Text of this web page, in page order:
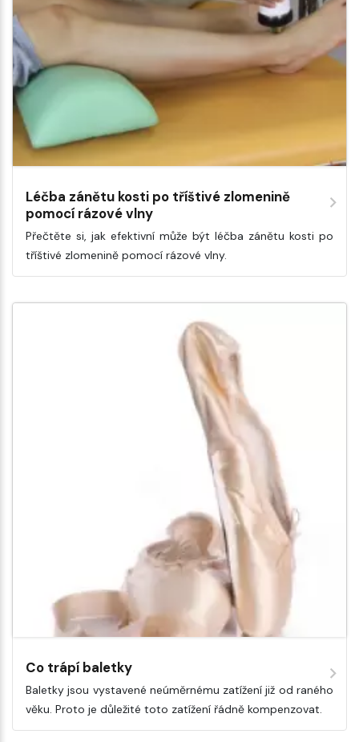
Léčba zánětu kosti po tříštivé zlomenině
pomocí rázové vlny
Přečtěte si, jak efektivní může být léčba zánětu kosti po
tříštivé zlomenině pomocí rázové vlny.
Co trápí baletky
Baletky jsou vystavené neúměrnému zatížení již od raného
věku. Proto je důležité toto zatížení řádně kompenzovat.